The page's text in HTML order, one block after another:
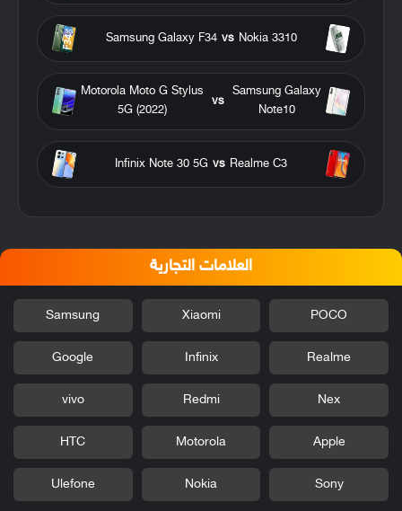
Nokia 3310
vs
Samsung Galaxy F34
Samsung Galaxy
Note10
vs
Motorola Moto G Stylus
5G (2022)
Realme C3
vs
Infinix Note 30 5G
العلامات التجارية
POCO
Xiaomi
Samsung
Realme
Infinix
Google
Nex
Redmi
vivo
Apple
Motorola
HTC
Sony
Nokia
Ulefone